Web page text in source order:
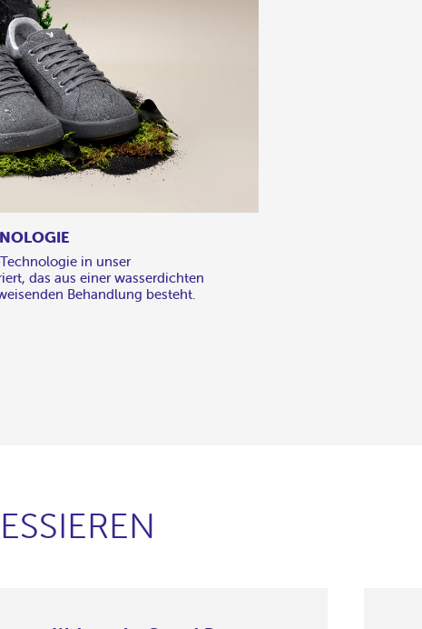
in unser
das aus einer wasserdichten
Behandlung besteht.